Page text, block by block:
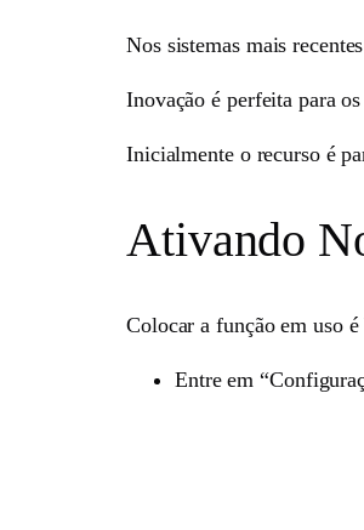
Nos sistemas mais
Inovação é perfeita para
Inicialmente o recurso é
Ativando
Colocar a função em uso
Entre em